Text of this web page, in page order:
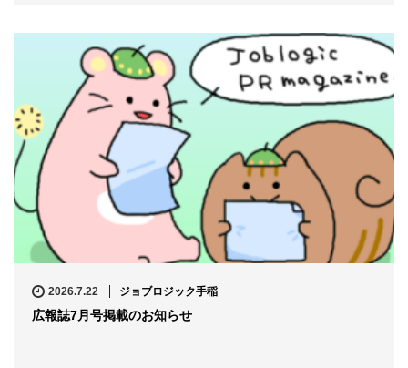
2026.7.22 ジョブロジック手稲
広報誌7月号掲載のお知らせ